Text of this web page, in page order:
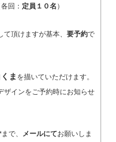
回： 定員１０名）
頂けますが基本、 要予約で
ま を描いていただけます。
ザインをご予約時にお知らせ
で、 メールにてお願いしま